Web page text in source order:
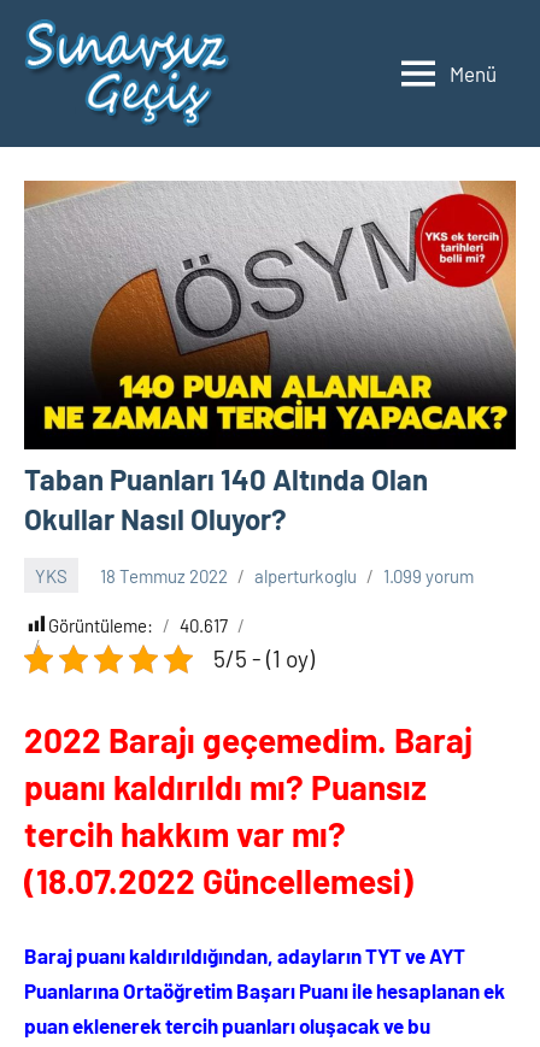
İçeriğe
geç
Puanları
Sıralamaları
Menü
Taban Puanları 140 Altında Olan
Okullar Nasıl Oluyor?
YKS 18 Temmuz 2022 alperturkoglu 1.099 yorum
Görüntüleme: 40.617
5/5 - (1 oy)
2022 Barajı geçemedim. Baraj
puanı kaldırıldı mı? Puansız
tercih hakkım var mı?
(18.07.2022 Güncellemesi)
Baraj puanı kaldırıldığından, adayların TYT ve AYT
Puanlarına Ortaöğretim Başarı Puanı ile hesaplanan ek
puan eklenerek tercih puanları oluşacak ve bu